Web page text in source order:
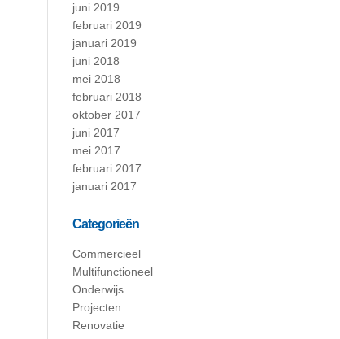
juni 2019
februari 2019
januari 2019
juni 2018
mei 2018
februari 2018
oktober 2017
juni 2017
mei 2017
februari 2017
januari 2017
Categorieën
Commercieel
Multifunctioneel
Onderwijs
Projecten
Renovatie